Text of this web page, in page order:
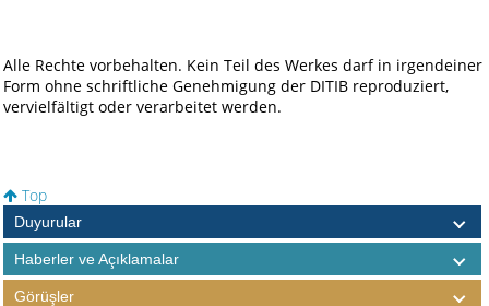
Alle Rechte vorbehalten. Kein Teil des Werkes darf in irgendeiner
Form ohne schriftliche Genehmigung der DITIB reproduziert,
vervielfältigt oder verarbeitet werden.
Top
Duyurular
Haberler ve Açıklamalar
Görüşler